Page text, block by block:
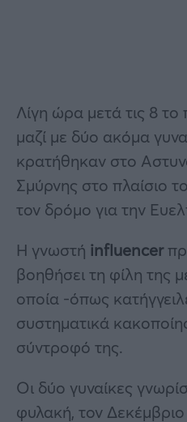
Λίγη ώρα μετά τις 8 το
μαζί με δύο ακόμα
κρατήθηκαν στο
Σμύρνης στο πλαίσιο
τον δρόμο για την
Η γνωστή influencer
βοηθήσει τη φίλη της
οποία -όπως
συστηματικά
σύντροφό της.
Οι δύο γυναίκες
φυλακή, τον